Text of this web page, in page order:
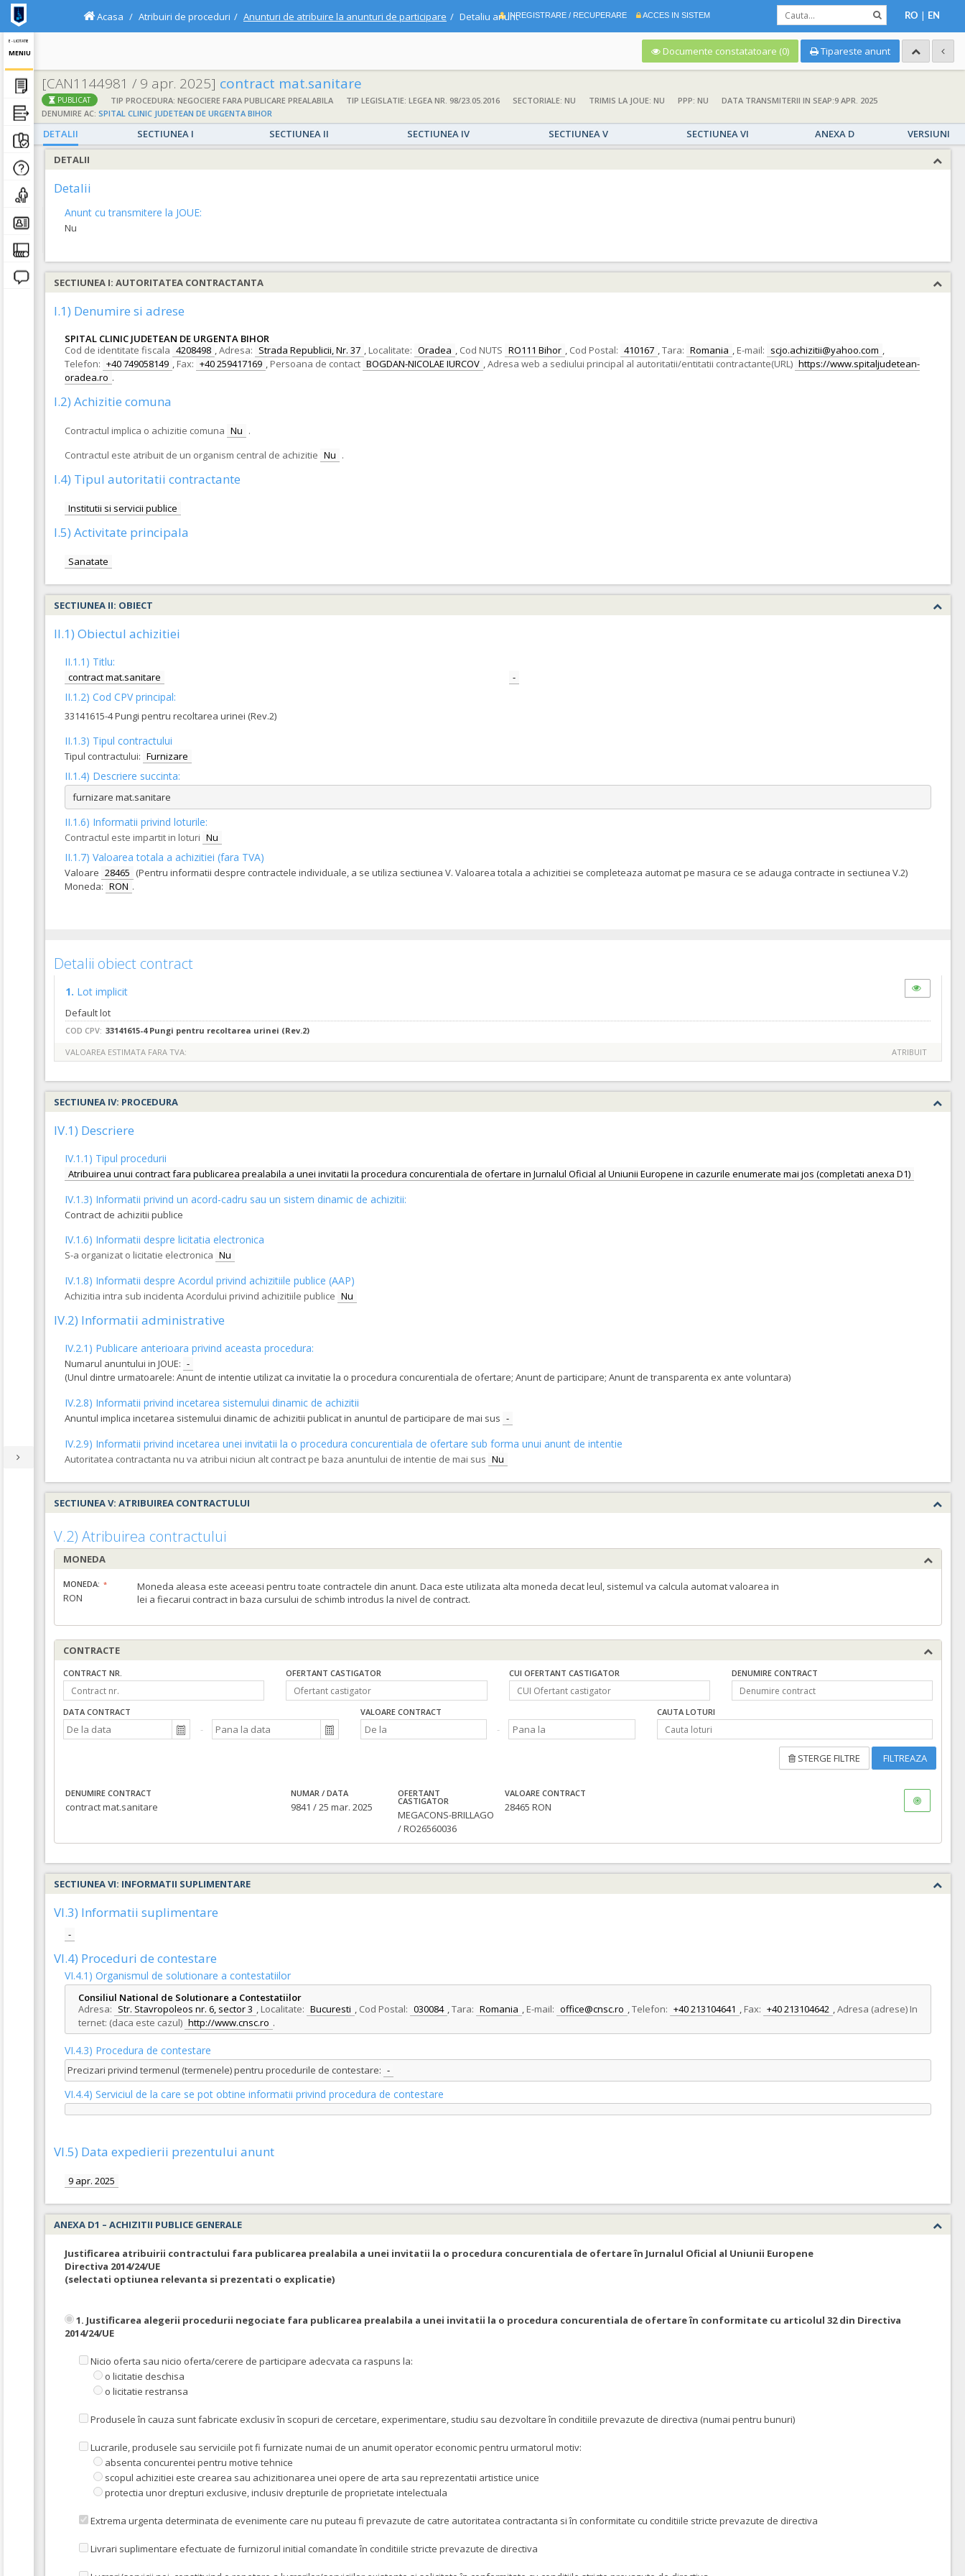
E - LICITATIE
MENIU
INREGISTRARE / RECUPERARE ACCES IN SISTEM RO | EN
Acasa Atribuiri de proceduri Anunturi de atribuire la anunturi de participare Detaliu anunt
Documente constatatoare (0) Tipareste anunt
[CAN1144981 / 9 apr. 2025] contract mat.sanitare
PUBLICAT TIP PROCEDURA: NEGOCIERE FARA PUBLICARE PREALABILA TIP LEGISLATIE: LEGEA NR. 98/23.05.2016 SECTORIALE: NU TRIMIS LA JOUE: NU PPP: NU
DATA TRANSMITERII IN SEAP:9 APR. 2025
DENUMIRE AC: SPITAL CLINIC JUDETEAN DE URGENTA BIHOR
DETALII SECTIUNEA I SECTIUNEA II SECTIUNEA IV SECTIUNEA V SECTIUNEA VI ANEXA D
VERSIUNI
DETALII
Detalii
Anunt cu transmitere la JOUE:
Nu
SECTIUNEA I: AUTORITATEA CONTRACTANTA
I.1) Denumire si adrese
SPITAL CLINIC JUDETEAN DE URGENTA BIHOR
Cod de identitate fiscala 4208498 ,Adresa: Strada Republicii, Nr. 37 , Localitate: Oradea , Cod NUTS RO111 Bihor , Cod Postal: 410167 ,Tara: Romania , E-mail: scjo.achizitii@yahoo.com ,
Telefon: +40 749058149 , Fax: +40 259417169 , Persoana de contact BOGDAN-NICOLAE IURCOV ,Adresa web a sediului principal al autoritatii/entitatii contractante(URL) https://www.spitaljudetean-
oradea.ro .
I.2) Achizitie comuna
Contractul implica o achizitie comuna Nu .
Contractul este atribuit de un organism central de achizitie Nu .
I.4) Tipul autoritatii contractante
Institutii si servicii publice
I.5) Activitate principala
Sanatate
SECTIUNEA II: OBIECT
II.1) Obiectul achizitiei
II.1.1) Titlu:
contract mat.sanitare -
II.1.2) Cod CPV principal:
33141615-4 Pungi pentru recoltarea urinei (Rev.2)
II.1.3) Tipul contractului
Tipul contractului: Furnizare
II.1.4) Descriere succinta:
furnizare mat.sanitare
II.1.6) Informatii privind loturile:
Contractul este impartit in loturi Nu
II.1.7) Valoarea totala a achizitiei (fara TVA)
Valoare 28465 (Pentru informatii despre contractele individuale, a se utiliza sectiunea V. Valoarea totala a achizitiei se completeaza automat pe masura ce se adauga contracte in sectiunea V.2)
Moneda: RON .
Detalii obiect contract
1. Lot implicit
Default lot
COD CPV: 33141615-4 Pungi pentru recoltarea urinei (Rev.2)
VALOAREA ESTIMATA FARA TVA:
ATRIBUIT
SECTIUNEA IV: PROCEDURA
IV.1) Descriere
IV.1.1) Tipul procedurii
Atribuirea unui contract fara publicarea prealabila a unei invitatii la procedura concurentiala de ofertare in Jurnalul Oficial al Uniunii Europene in cazurile enumerate mai jos (completati anexa D1)
IV.1.3) Informatii privind un acord-cadru sau un sistem dinamic de achizitii:
Contract de achizitii publice
IV.1.6) Informatii despre licitatia electronica
S-a organizat o licitatie electronica Nu
IV.1.8) Informatii despre Acordul privind achizitiile publice (AAP)
Achizitia intra sub incidenta Acordului privind achizitiile publice Nu
IV.2) Informatii administrative
IV.2.1) Publicare anterioara privind aceasta procedura:
Numarul anuntului in JOUE: -
(Unul dintre urmatoarele: Anunt de intentie utilizat ca invitatie la o procedura concurentiala de ofertare; Anunt de participare; Anunt de transparenta ex ante voluntara)
IV.2.8) Informatii privind incetarea sistemului dinamic de achizitii
Anuntul implica incetarea sistemului dinamic de achizitii publicat in anuntul de participare de mai sus -
IV.2.9) Informatii privind incetarea unei invitatii la o procedura concurentiala de ofertare sub forma unui anunt de intentie
Autoritatea contractanta nu va atribui niciun alt contract pe baza anuntului de intentie de mai sus Nu
SECTIUNEA V: ATRIBUIREA CONTRACTULUI
V.2) Atribuirea contractului
MONEDA
MONEDA:
RON
Moneda aleasa este aceeasi pentru toate contractele din anunt. Daca este utilizata alta moneda decat leul, sistemul va calcula automat valoarea in
lei a fiecarui contract in baza cursului de schimb introdus la nivel de contract.
CONTRACTE
CONTRACT NR. OFERTANT CASTIGATOR CUI OFERTANT CASTIGATOR DENUMIRE CONTRACT
DATA CONTRACT VALOARE CONTRACT CAUTA LOTURI
STERGE FILTRE FILTREAZA
DENUMIRE CONTRACT
contract mat.sanitare
NUMAR / DATA
9841 / 25 mar. 2025
OFERTANT
CASTIGATOR
MEGACONS-BRILLAGO
/ RO26560036
VALOARE CONTRACT
28465 RON
SECTIUNEA VI: INFORMATII SUPLIMENTARE
VI.3) Informatii suplimentare
-
VI.4) Proceduri de contestare
VI.4.1) Organismul de solutionare a contestatiilor
Consiliul National de Solutionare a Contestatiilor
Adresa: Str. Stavropoleos nr. 6, sector 3 , Localitate: Bucuresti , Cod Postal: 030084 ,Tara: Romania , E-mail: office@cnsc.ro ,Telefon: +40 213104641 , Fax: +40 213104642 ,Adresa (adrese) In
ternet: (daca este cazul) http://www.cnsc.ro .
VI.4.3) Procedura de contestare
Precizari privind termenul (termenele) pentru procedurile de contestare: -
VI.4.4) Serviciul de la care se pot obtine informatii privind procedura de contestare
VI.5) Data expedierii prezentului anunt
9 apr. 2025
ANEXA D1 – ACHIZITII PUBLICE GENERALE
Justificarea atribuirii contractului fara publicarea prealabila a unei invitatii la o procedura concurentiala de ofertare în Jurnalul Oficial al Uniunii Europene
Directiva 2014/24/UE
(selectati optiunea relevanta si prezentati o explicatie)
1. Justificarea alegerii procedurii negociate fara publicarea prealabila a unei invitatii la o procedura concurentiala de ofertare în conformitate cu articolul 32 din Directiva
2014/24/UE
Nicio oferta sau nicio oferta/cerere de participare adecvata ca raspuns la:
o licitatie deschisa
o licitatie restransa
Produsele în cauza sunt fabricate exclusiv în scopuri de cercetare, experimentare, studiu sau dezvoltare în conditiile prevazute de directiva (numai pentru bunuri)
Lucrarile, produsele sau serviciile pot fi furnizate numai de un anumit operator economic pentru urmatorul motiv:
absenta concurentei pentru motive tehnice
scopul achizitiei este crearea sau achizitionarea unei opere de arta sau reprezentatii artistice unice
protectia unor drepturi exclusive, inclusiv drepturile de proprietate intelectuala
Extrema urgenta determinata de evenimente care nu puteau fi prevazute de catre autoritatea contractanta si în conformitate cu conditiile stricte prevazute de directiva
Livrari suplimentare efectuate de furnizorul initial comandate în conditiile stricte prevazute de directiva